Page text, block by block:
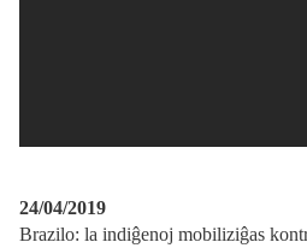
24/04/2019
Brazilo: la indiĝenoj mobiliziĝas